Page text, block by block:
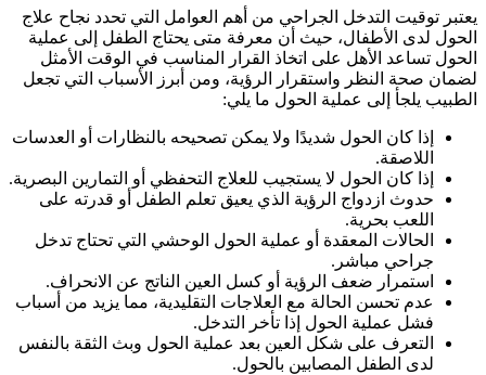
يعتبر توقيت التدخل الجراحي من أهم العوامل التي تحدد نجاح علاج
الحول لدى الأطفال، حيث أن معرفة متى يحتاج الطفل إلى عملية
الحول تساعد الأهل على اتخاذ القرار المناسب في الوقت الأمثل
لضمان صحة النظر واستقرار الرؤية، ومن أبرز الأسباب التي تجعل
الطبيب يلجأ إلى عملية الحول ما يلي:
إذا كان الحول شديدًا ولا يمكن تصحيحه بالنظارات أو العدسات
اللاصقة.
إذا كان الحول لا يستجيب للعلاج التحفظي أو التمارين البصرية.
حدوث ازدواج الرؤية الذي يعيق تعلم الطفل أو قدرته على
اللعب بحرية.
الحالات المعقدة أو عملية الحول الوحشي التي تحتاج تدخل
جراحي مباشر.
استمرار ضعف الرؤية أو كسل العين الناتج عن الانحراف.
عدم تحسن الحالة مع العلاجات التقليدية، مما يزيد من أسباب
فشل عملية الحول إذا تأخر التدخل.
التعرف على شكل العين بعد عملية الحول وبث الثقة بالنفس
لدى الطفل المصابين بالحول.